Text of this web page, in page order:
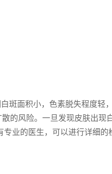
斑面积小，色素脱失程度轻
的风险。一旦发现皮肤出现
业的医生，可以进行详细